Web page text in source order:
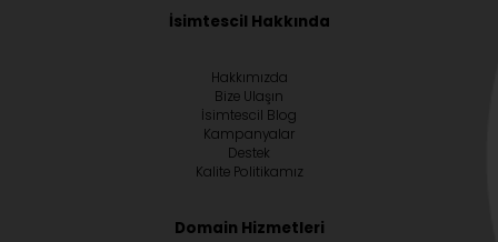
İsimtescil Hakkında
Hakkımızda
Bize Ulaşın
İsimtescil Blog
Kampanyalar
Destek
Kalite Politikamız
Domain Hizmetleri